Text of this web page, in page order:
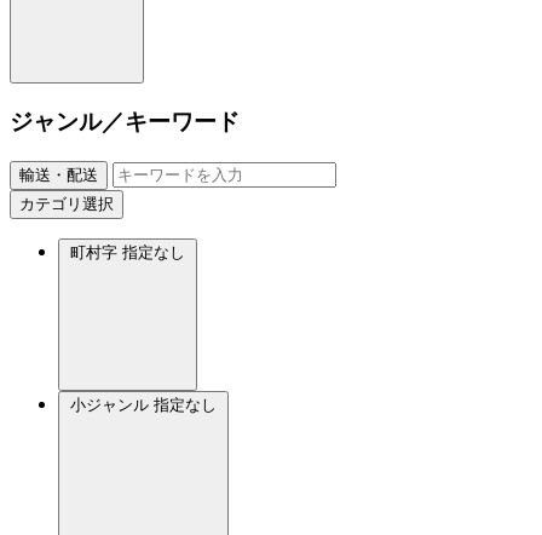
ジャンル／キーワード
輸送・配送
カテゴリ選択
町村字 指定なし
小ジャンル 指定なし